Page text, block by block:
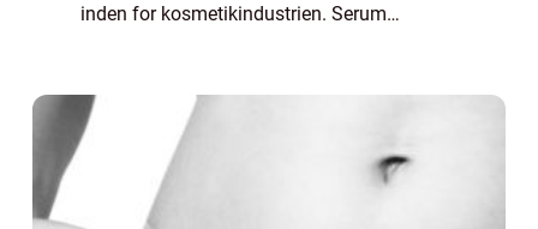
inden for kosmetikindustrien. Serum
høje koncentration...